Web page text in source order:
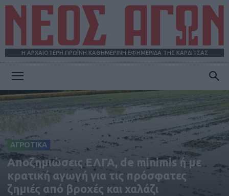
Η ΑΡΧΑΙΟΤΕΡΗ ΠΡΩΪΝΗ ΚΑΘΗΜΕΡΙΝΗ ΕΦΗΜΕΡΙΔΑ ΤΗΣ ΚΑΡΔΙΤΣΑΣ
ΑΓΩΝ
ΑΓΡΟΤΙΚΑ
Αποζημιώσεις ΕΛΓΑ, de minimis ή με
κρατική αγωγή για τις πρόσφατες
ζημιές από βροχές και χαλάζι